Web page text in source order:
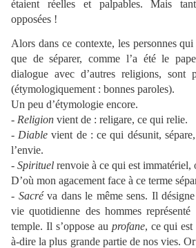
étaient réelles et palpables. Mais tant
opposées !
Alors dans ce contexte, les personnes
que de séparer, comme l’a été le
dialogue avec d’autres religions, sont
(étymologiquement : bonnes paroles).
Un peu d’étymologie encore.
- Religion vient de : religare, ce qui relie.
- Diable vient de : ce qui désunit,
l’envie.
- Spirituel renvoie à ce qui est immatériel,
D’où mon agacement face à ce terme
- Sacréva dans le même sens. Il
vie quotidienne des hommes
temple. Il s’oppose au profane, ce qui est
à-dire la plus grande partie de nos vies.